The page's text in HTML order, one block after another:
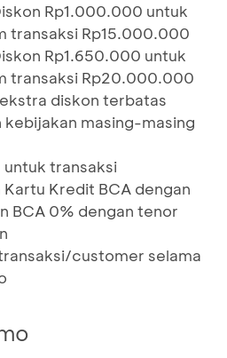
Rp1.000.000 untuk
transaksi Rp15.000.000
Rp1.650.000 untuk
transaksi Rp20.000.000
diskon terbatas
kebijakan masing-masing
untuk transaksi
Kredit BCA dengan
BCA 0% dengan tenor
customer selama